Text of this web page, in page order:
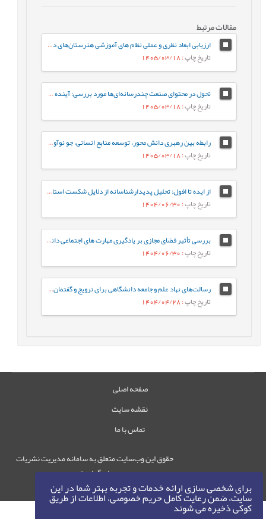
برای شخصی سازی ارائه خدمات و تجربه بهتر شما در این
سایت، ضمن رعایت کامل حریم خصوصی، اطلاعات از طریق
کوکی ذخیره می شوند
مقالات مرتبط
ارزیابی ابعاد نظری و عملی نظام های آموزشی هنرستان‌های دخترانه فنی و حرفه‌ای
تاریخ چاپ: 1405/03/18
تحول در محتوای صنعت چندرسانه‌ای‌ها مورد بررسی: آینده‌ ژانر برنامه‌های تلویزیون ایران در افق 1410
تاریخ چاپ: 1405/03/18
رابطه بین رهبری دانش محور، توسعه منابع انسانی، جو نوآوری و رفتار کاری خلاقانه با مزیت رقابتی پایدار با نقش میانجی نواوری سازمانی
تاریخ چاپ: 1405/03/18
از ایده تا افول: تحلیل پدیدارشناسانه از دلایل شکست استارت‌آپ‌های ایرانی
تاریخ چاپ: 1404/06/30
بررسی تأثیر فضای مجازی بر یادگیری مهارت های اجتماعی دانش آموزان از دیدگاه معلمان (مطالعه موردی: شهرستان هامون)
تاریخ چاپ: 1404/06/30
رسالت‌های نهاد علم و جامعه دانشگاهی برای ترویج و گفتمان‌سازی الگوی پیشرفت
تاریخ چاپ: 1404/04/28
صفحه اصلی
نقشه سایت
تماس با ما
حقوق این وب‌سایت متعلق به سامانه مدیریت نشریات
رایمگ است.
حق نشر ©
1405-1396